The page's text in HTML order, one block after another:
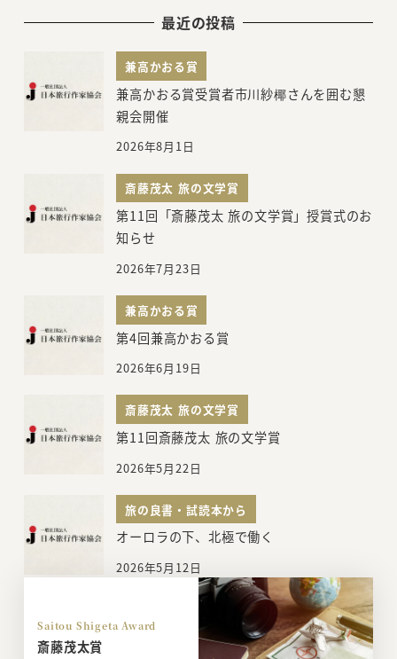
最近の投稿
兼高かおる賞
兼高かおる賞受賞者市川紗椰さんを囲む懇
親会開催
2026年8月1日
斎藤茂太 旅の文学賞
第11回「斎藤茂太 旅の文学賞」授賞式のお
知らせ
2026年7月23日
兼高かおる賞
第4回兼高かおる賞
2026年6月19日
斎藤茂太 旅の文学賞
第11回斎藤茂太 旅の文学賞
2026年5月22日
旅の良書・試読本から
オーロラの下、北極で働く
2026年5月12日
Saitou Shigeta Award
斎藤茂太賞